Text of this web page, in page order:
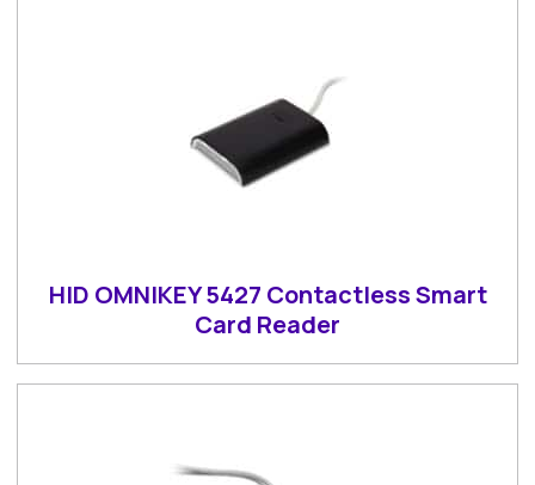
HID OMNIKEY 5427 Contactless Smart
Card Reader